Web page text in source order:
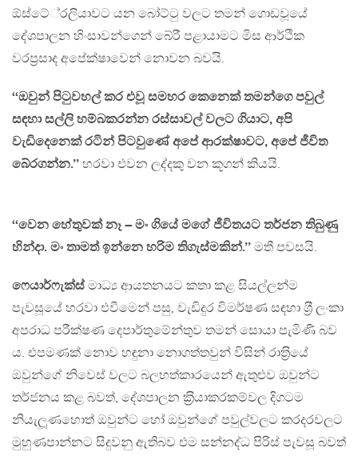
ඕස්ටේ‍්‍රලියාවට යන බෝට්ටු වලට තමන් ගොඩවූයේ
දේශපාලන හිංසාවන්ගෙන් බේරී පළායාමට මිස ආර්ථික
වරප‍්‍රසාද අපේක්ෂාවෙන් නොවන බවයි.
‘‘ඔවුන් පිටුවහල් කර එවූ සමහර කෙනෙක් තමන්ගෙ පවුල්
සඳහා සල්ලි හම්බකරන්න රස්සාවල් වලට ගියාට, අපි
වැඩිදෙනෙක් රටින් පිටවුණේ අපේ ආරක්ෂාවට, අපේ ජීවිත
බේරගන්න.’’ හරවා එවන ලද්දකු වන කූගන් කියයි.
‘‘වෙන හේතුවක් නෑ – මං ගියේ මගේ ජීවිතයට තර්ජන තිබුණු
හින්දා. මං තාමත් ඉන්නෙ හරිම තිගැස්මකින්.’’ මතී පවසයි.
ෆෙයාර්ෆැක්ස් මාධ්‍ය ආයතනයට කතා කළ සියල්ලන්ම
පැවසූයේ හරවා එවීමෙන් පසු, වැඩිදුර විමර්ෂණ සඳහා ශ‍්‍රී ලංකා
අපරාධ පරීක්ෂණ දෙපාර්තුමේන්තුව තමන් සොයා පැමිණි බව
ය. එපමණක් නොව හඳුනා නොගත්තවුන් විසින් රාත‍්‍රියේ
ඔවුන්ගේ නිවෙස් වලට බලහත්කාරයෙන් ඇතුළුව ඔවුන්ට
තර්ජනය කළ බවත්, දේශපාලන ක‍්‍රියාකරකම්වල දිගටම
නියැලූණහොත් ඔවුන්ට හෝ ඔවුන්ගේ පවුල්වලට කරදරවලට
මුහුණපාන්නට සිදුවනු ඇතිබව එම සන්නද්ධ පිරිස් පැවසූ බවත්